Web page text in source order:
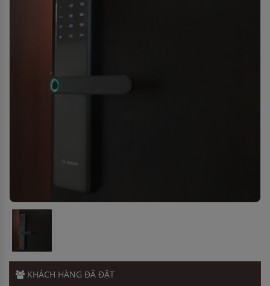
KHÁCH HÀNG ĐÃ ĐẶT
ở Quảng Ninh đã đặt bếp từ cách đây 1 giờ
Anh Hào-ở Quảng Ninh đã đặt máy hút mùi cách đây 5 giờ
Anh Tuấn
phút
Anh Quang-ở Quảng Ninh đã đặt bếp từ cách đây 1 giờ
Chị Hương-ở Bắc Ninh đã đặt máy rửa bát cách đây 30